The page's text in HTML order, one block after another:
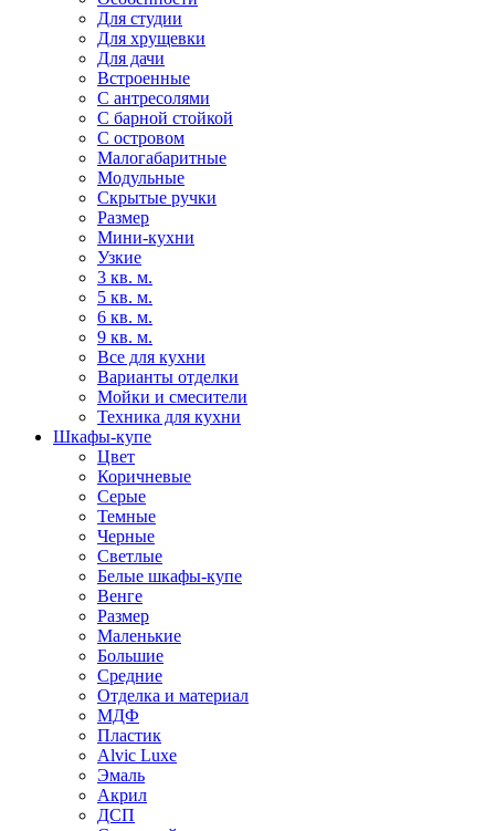
Для студии
Для хрущевки
Для дачи
Встроенные
С антресолями
С барной стойкой
С островом
Малогабаритные
Модульные
Скрытые ручки
Размер
Мини-кухни
Узкие
3 кв. м.
5 кв. м.
6 кв. м.
9 кв. м.
Все для кухни
Варианты отделки
Мойки и смесители
Техника для кухни
Шкафы-купе
Цвет
Коричневые
Серые
Темные
Черные
Светлые
Белые шкафы-купе
Венге
Размер
Маленькие
Большие
Средние
Отделка и материал
МДФ
Пластик
Alvic Luxe
Эмаль
Акрил
ДСП